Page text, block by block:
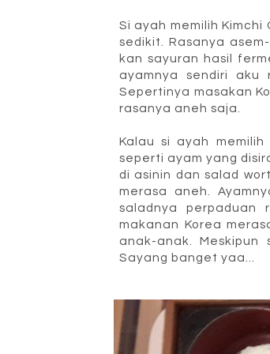
Si ayah memilih
sedikit. Rasanya
kan sayuran hasil
ayamnya sendiri aku
Sepertinya masakan
rasanya aneh saja.
Kalau si ayah
seperti ayam yang
di asinin dan salad
merasa aneh.
saladnya perpaduan
makanan Korea
anak-anak.
Sayang banget yaa...